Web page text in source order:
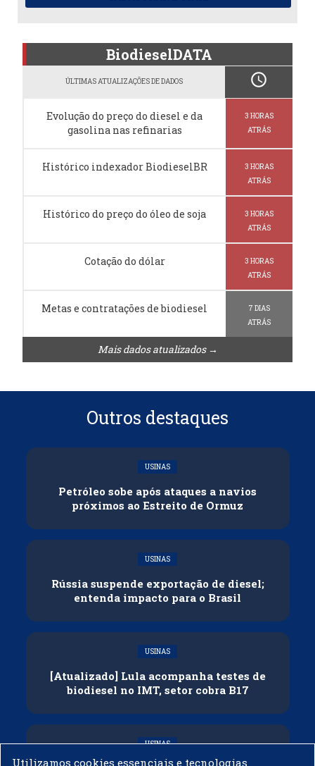
BiodieselDATA
ÚLTIMAS ATUALIZAÇÕES DE DADOS schedule
Evolução do preço do diesel e da
gasolina nas refinarias
3 HORAS
ATRÁS
Histórico indexador BiodieselBR
3 HORAS
ATRÁS
Histórico do preço do óleo de soja
3 HORAS
ATRÁS
Cotação do dólar
3 HORAS
ATRÁS
Metas e contratações de biodiesel
7 DIAS
ATRÁS
Mais dados atualizados →
Outros destaques
USINAS
Petróleo sobe após ataques a navios
próximos ao Estreito de Ormuz
USINAS
Rússia suspende exportação de diesel;
entenda impacto para o Brasil
USINAS
[Atualizado] Lula acompanha testes de
biodiesel no IMT, setor cobra B17
USINAS
Utilizamos cookies essenciais e tecnologias